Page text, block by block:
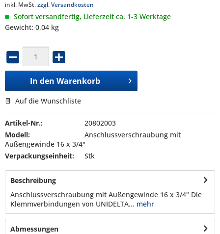
inkl. MwSt.zzgl. Versandkosten
Sofort versandfertig, Lieferzeit ca. 1-3 Werktage
Gewicht: 0,04 kg
In den Warenkorb
Auf die Wunschliste
Artikel-Nr.:
20802003
Modell:
Anschlussverschraubung mit
Außengewinde 16 x 3/4"
Verpackungseinheit:
Stk
Beschreibung
Anschlussverschraubung mit Außengewinde 16 x 3/4" Die
Klemmverbindungen von UNIDELTA... mehr
Abmessungen